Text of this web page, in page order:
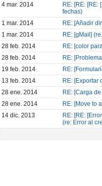
4 mar. 2014
RE: [RE:
fechas)
1 mar. 2014
RE: [Añadir
1 mar. 2014
RE: [gMail]
28 feb. 2014
RE: [color
28 feb. 2014
RE:
19 feb. 2014
RE:
13 feb. 2014
RE: [Exportar
28 ene. 2014
RE: [Carga
28 ene. 2014
RE: [Move to
14 dic. 2013
RE: [RE:
(re: Error al